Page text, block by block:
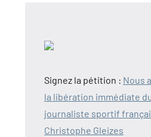
Signez la pétition : Nous
la libération immédiate
journaliste sportif
Christophe Gleizes